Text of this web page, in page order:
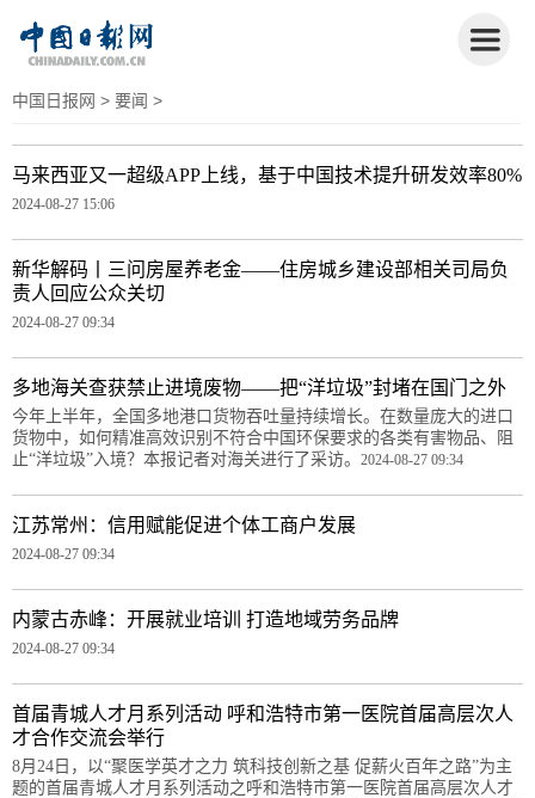
中国日报网 > 要闻 >
马来西亚又一超级APP上线，基于中国技术提升研发效率80%
2024-08-27 15:06
新华解码丨三问房屋养老金——住房城乡建设部相关司局负
责人回应公众关切
2024-08-27 09:34
多地海关查获禁止进境废物——把“洋垃圾”封堵在国门之外
今年上半年，全国多地港口货物吞吐量持续增长。在数量庞大的进口
货物中，如何精准高效识别不符合中国环保要求的各类有害物品、阻
止“洋垃圾”入境？本报记者对海关进行了采访。 2024-08-27 09:34
江苏常州：信用赋能促进个体工商户发展
2024-08-27 09:34
内蒙古赤峰：开展就业培训 打造地域劳务品牌
2024-08-27 09:34
首届青城人才月系列活动 呼和浩特市第一医院首届高层次人
才合作交流会举行
8月24日，以“聚医学英才之力 筑科技创新之基 促薪火百年之路”为主
题的首届青城人才月系列活动之呼和浩特市第一医院首届高层次人才